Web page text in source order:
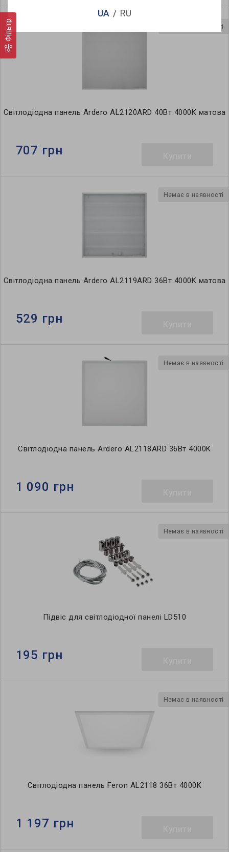
Фільтр Немає в наявності
Світлодіодна панель Ardero AL2120ARD 40Вт 4000K матова
707 грн
Немає в наявності
Світлодіодна панель Ardero AL2119ARD 36Вт 4000K матова
529 грн
Немає в наявності
Світлодіодна панель Ardero AL2118ARD 36Вт 4000K
1 090 грн
Немає в наявності
Підвіс для світлодіодної панелі LD510
195 грн
Немає в наявності
Світлодіодна панель Feron AL2118 36Вт 4000K
1 197 грн
UA RU